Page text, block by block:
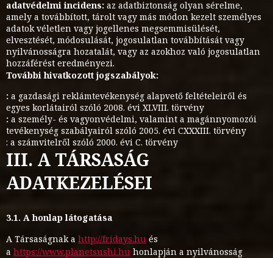
adatvédelmi incidens: az adatbiztonság olyan sérelme,
amely a továbbított, tárolt vagy más módon kezelt személyes
adatok véletlen vagy jogellenes megsemmisülését,
elvesztését, módosulását, jogosulatlan továbbítását vagy
nyilvánosságra hozatalát, vagy az azokhoz való jogosulatlan
hozzáférést eredményezi.
További hivatkozott jogszabályok:
: a gazdasági reklámtevékenység alapvető feltételeiről és
egyes korlátairól szóló 2008. évi XLVIII. törvény
: a személy- és vagyonvédelmi, valamint a magánnyomozói
tevékenység szabályairól szóló 2005. évi CXXXIII. törvény
: a számvitelről szóló 2000. évi C. törvény
III. A TÁRSASÁG
ADATKEZELÉSEI
3.1. A honlap látogatása
A Társaságnak a http://fridays.hu és
a https://www.planetsushi.hu honlapján a nyilvánosság